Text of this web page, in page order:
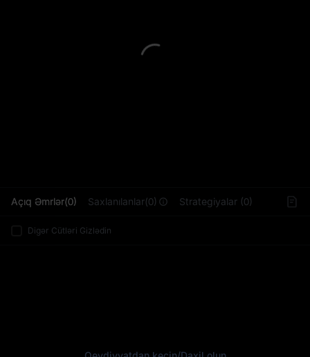
Açıq Əmrlər(0) Saxlanılanlar(0) Strategiyalar (0)
Digər Cütləri Gizlədin